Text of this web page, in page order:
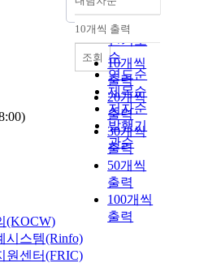
정확도
순
인기도
순
연도순
제목순
저자순
발행기
관순
내림차순
10개씩 출력
10개씩
출력
20개씩
출력
30개씩
출력
50개씩
출력
100개씩
출력
조회
(KOCW)
시스템(Rinfo)
원센터(FRIC)